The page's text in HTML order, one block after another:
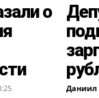
о
Даниил